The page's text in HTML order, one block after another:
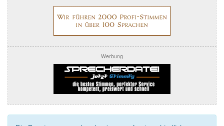
Werbung